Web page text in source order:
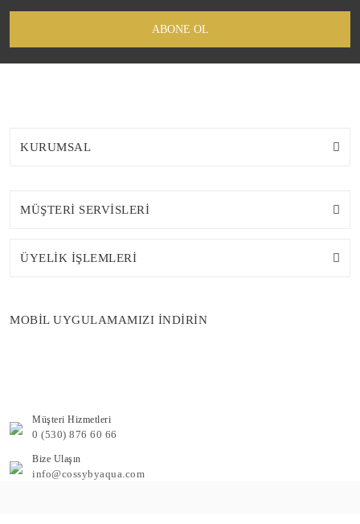
ABONE OL
KURUMSAL
MÜŞTERİ SERVİSLERİ
ÜYELİK İŞLEMLERİ
MOBİL UYGULAMAMIZI İNDİRİN
Müşteri Hizmetleri
0 (530) 876 60 66
Bize Ulaşın
info@cossybyaqua.com